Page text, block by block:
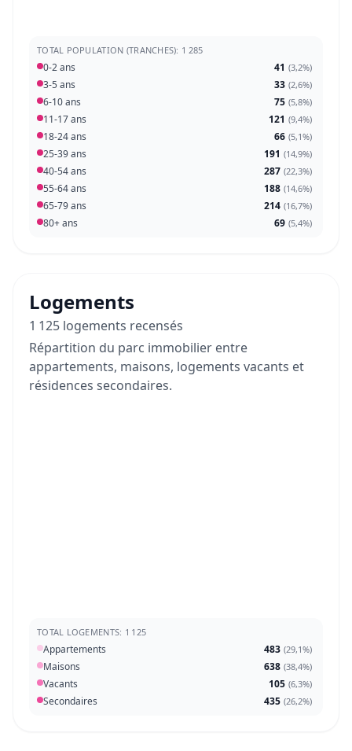
TOTAL POPULATION (TRANCHES): 1 285
0-2 ans 41 (3,2%)
3-5 ans 33 (2,6%)
6-10 ans 75 (5,8%)
11-17 ans 121 (9,4%)
18-24 ans 66 (5,1%)
25-39 ans 191 (14,9%)
40-54 ans 287 (22,3%)
55-64 ans 188 (14,6%)
65-79 ans 214 (16,7%)
80+ ans 69 (5,4%)
Logements
1 125 logements recensés
Répartition du parc immobilier entre
appartements, maisons, logements vacants et
résidences secondaires.
TOTAL LOGEMENTS: 1 125
Appartements 483 (29,1%)
Maisons 638 (38,4%)
Vacants 105 (6,3%)
Secondaires 435 (26,2%)